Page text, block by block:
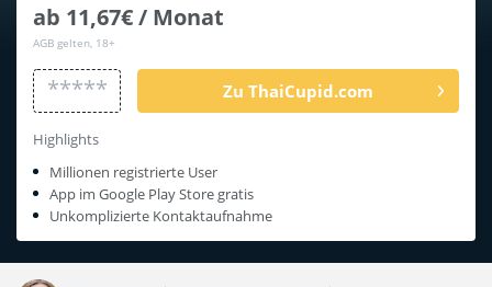
ab 11,67€ / Monat
AGB gelten, 18+
***** Zu ThaiCupid.com
Highlights
Millionen registrierte User
App im Google Play Store gratis
Unkomplizierte Kontaktaufnahme